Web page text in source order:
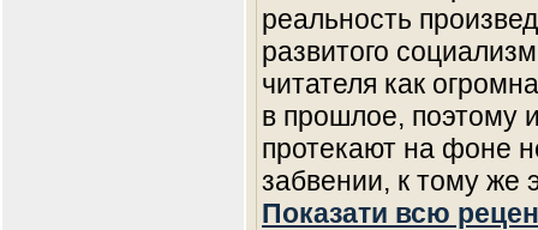
реальность
развитого
читателя как
в прошлое, поэтому
протекают на фоне
забвении, к тому
Показати всю